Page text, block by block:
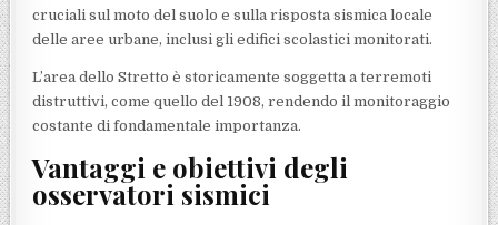
cruciali sul moto del suolo e sulla risposta sismica locale
delle aree urbane, inclusi gli edifici scolastici monitorati.
L’area dello Stretto è storicamente soggetta a terremoti
distruttivi, come quello del 1908, rendendo il monitoraggio
costante di fondamentale importanza.
Vantaggi e obiettivi degli
osservatori sismici